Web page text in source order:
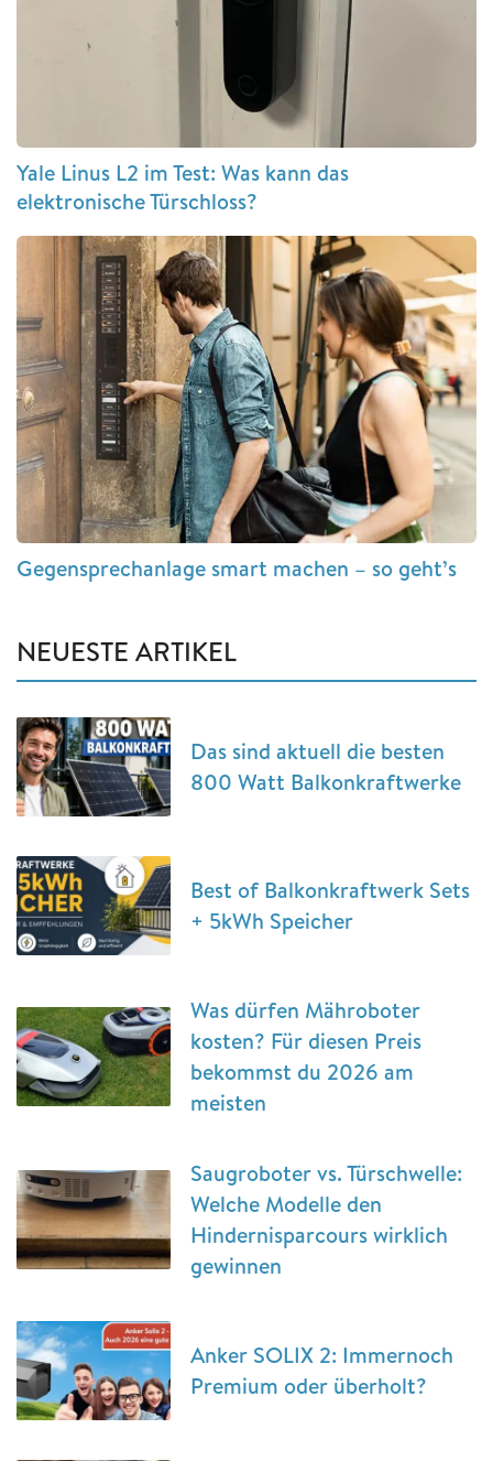
Yale Linus L2 im Test: Was kann das
elektronische Türschloss?
Gegensprechanlage smart machen – so geht’s
NEUESTE ARTIKEL
Das sind aktuell die besten
800 Watt Balkonkraftwerke
Best of Balkonkraftwerk Sets
+ 5kWh Speicher
Was dürfen Mähroboter
kosten? Für diesen Preis
bekommst du 2026 am
meisten
Saugroboter vs. Türschwelle:
Welche Modelle den
Hindernisparcours wirklich
gewinnen
Anker SOLIX 2: Immernoch
Premium oder überholt?